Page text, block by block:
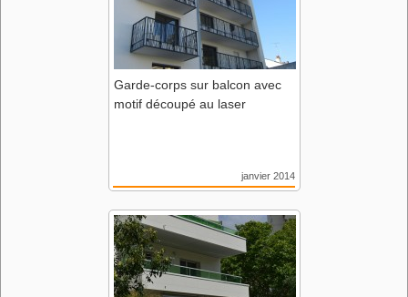
Garde-corps sur balcon avec
motif découpé au laser
janvier 2014
44 Nantes
SARL d'architecture ARC'A3